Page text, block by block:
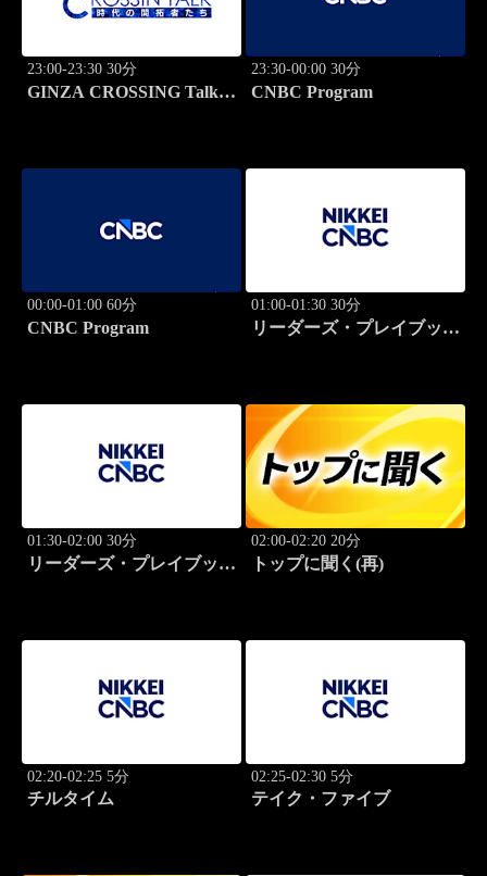
23:00-23:30 30分
GINZA CROSSING Talk
23:30-00:00 30分
CNBC Program
00:00-01:00 60分
CNBC Program
01:00-01:30 30分
リーダーズ・プレイブック
01:30-02:00 30分
リーダーズ・プレイブック
02:00-02:20 20分
トップに聞く(再)
02:20-02:25 5分
チルタイム
02:25-02:30 5分
テイク・ファイブ